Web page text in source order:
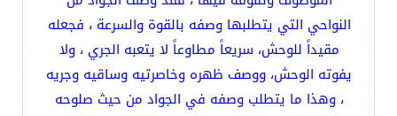
النواحي التي يتطلبها وصفه بالقوة والسرعة ، فجعله
مقيداً للوحش، سريعاً مطاوعاً لا يتعبه الجري ، ولا
يفوته الوحش، ووصف ظهره وخاصرتيه وساقيه وجريه
، وهذا ما يتطلب وصفه في الجواد من حيث صلوحه